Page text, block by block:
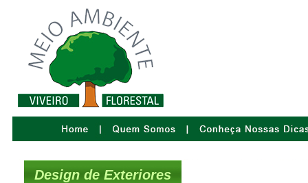
Design de Exteriores